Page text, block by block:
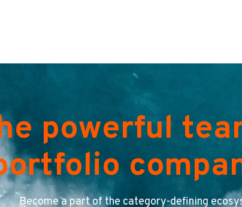
powerful
Become a part of the category-defining